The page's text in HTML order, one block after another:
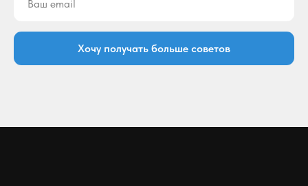
Хочу получать больше советов